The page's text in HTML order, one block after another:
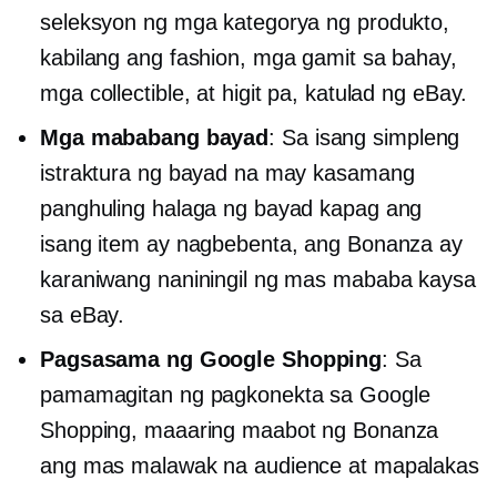
seleksyon ng mga kategorya ng produkto,
kabilang ang fashion, mga gamit sa bahay,
mga collectible, at higit pa, katulad ng eBay.
Mga mababang bayad: Sa isang simpleng
istraktura ng bayad na may kasamang
panghuling halaga ng bayad kapag ang
isang item ay nagbebenta, ang Bonanza ay
karaniwang naniningil ng mas mababa kaysa
sa eBay.
Pagsasama ng Google Shopping: Sa
pamamagitan ng pagkonekta sa Google
Shopping, maaaring maabot ng Bonanza
ang mas malawak na audience at mapalakas